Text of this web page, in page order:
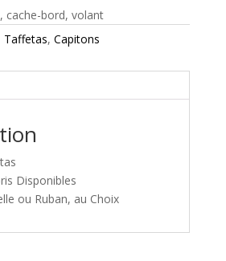
cache-bord, volant
Taffetas, Capitons
Disponibles
ou Ruban, au Choix